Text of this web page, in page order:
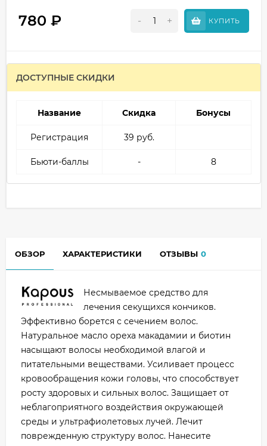
780 ₽ - + КУПИТЬ
ДОСТУПНЫЕ СКИДКИ
Название Скидка Бонусы
Регистрация 39 руб.
Бьюти-баллы - 8
ОБЗОР ХАРАКТЕРИСТИКИ ОТЗЫВЫ 0
Несмываемое средство для
лечения секущихся кончиков.
Эффективно борется с сечением волос.
Натуральное масло ореха макадамии и биотин
насыщают волосы необходимой влагой и
питательными веществами. Усиливает процесс
кровообращения кожи головы, что способствует
росту здоровых и сильных волос. Защищает от
неблагоприятного воздействия окружающей
среды и ультрафиолетовых лучей. Лечит
поврежденную структуру волос. Нанесите